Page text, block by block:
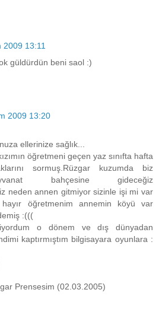
2009 13:11
güldürdün beni saol :)
2009 13:20
ellerinize sağlık...
öğretmeni geçen yaz sınıfta hafta
sormuş.Rüzgar kuzumda biz
bahçesine gideceğiz
neden annen gitmiyor sizinle işi mi var
öğretmenim annemin köyü var
:(((
o dönem ve dış dünyadan
kaptırmıştım bilgisayara oyunlara :
Prensesim (02.03.2005)